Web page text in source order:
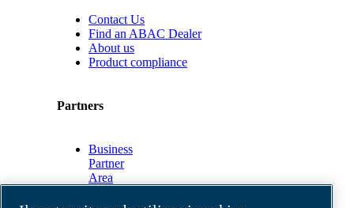
Contact Us
Find an ABAC Dealer
About us
Product compliance
Partners
Business
Partner
Area